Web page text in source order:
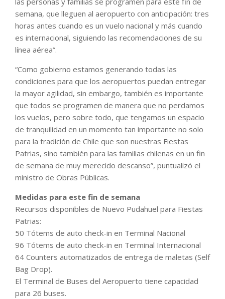
semana, que lleguen al aeropuerto con anticipación: tres
horas antes cuando es un vuelo nacional y más cuando
es internacional, siguiendo las recomendaciones de su
línea aérea”.
“Como gobierno estamos generando todas las
condiciones para que los aeropuertos puedan entregar
la mayor agilidad, sin embargo, también es importante
que todos se programen de manera que no perdamos
los vuelos, pero sobre todo, que tengamos un espacio
de tranquilidad en un momento tan importante no solo
para la tradición de Chile que son nuestras Fiestas
Patrias, sino también para las familias chilenas en un fin
de semana de muy merecido descanso”, puntualizó el
ministro de Obras Públicas.
Medidas para este fin de semana
Recursos disponibles de Nuevo Pudahuel para Fiestas
Patrias:
50 Tótems de auto check-in en Terminal Nacional
96 Tótems de auto check-in en Terminal Internacional
64 Counters automatizados de entrega de maletas (Self
Bag Drop).
El Terminal de Buses del Aeropuerto tiene capacidad
para 26 buses.